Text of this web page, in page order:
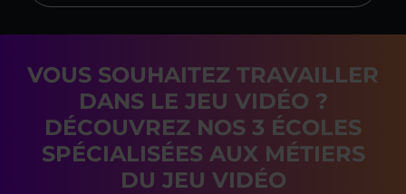
VOUS SOUHAITEZ TRAVAILLER
DANS LE JEU VIDÉO ?
DÉCOUVREZ NOS 3 ÉCOLES
SPÉCIALISÉES AUX MÉTIERS
DU JEU VIDÉO